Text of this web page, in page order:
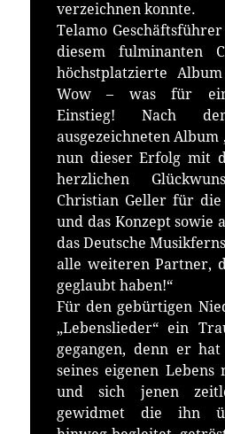
verzeichnen konnte.
Telamo
diesem fulminanten
höchstplatzierte
Wow – was für ein
Einstieg! Nach
ausgezeichneten Album
nun dieser Erfolg mit
herzlichen
Christian Geller für
und das Konzept sowie
das Deutsche
alle weiteren Partner,
geglaubt haben!“
Für den gebürtigen
„Lebenslieder“ ein
gegangen, denn er
seines eigenen
und sich jenen
gewidmet die ihn